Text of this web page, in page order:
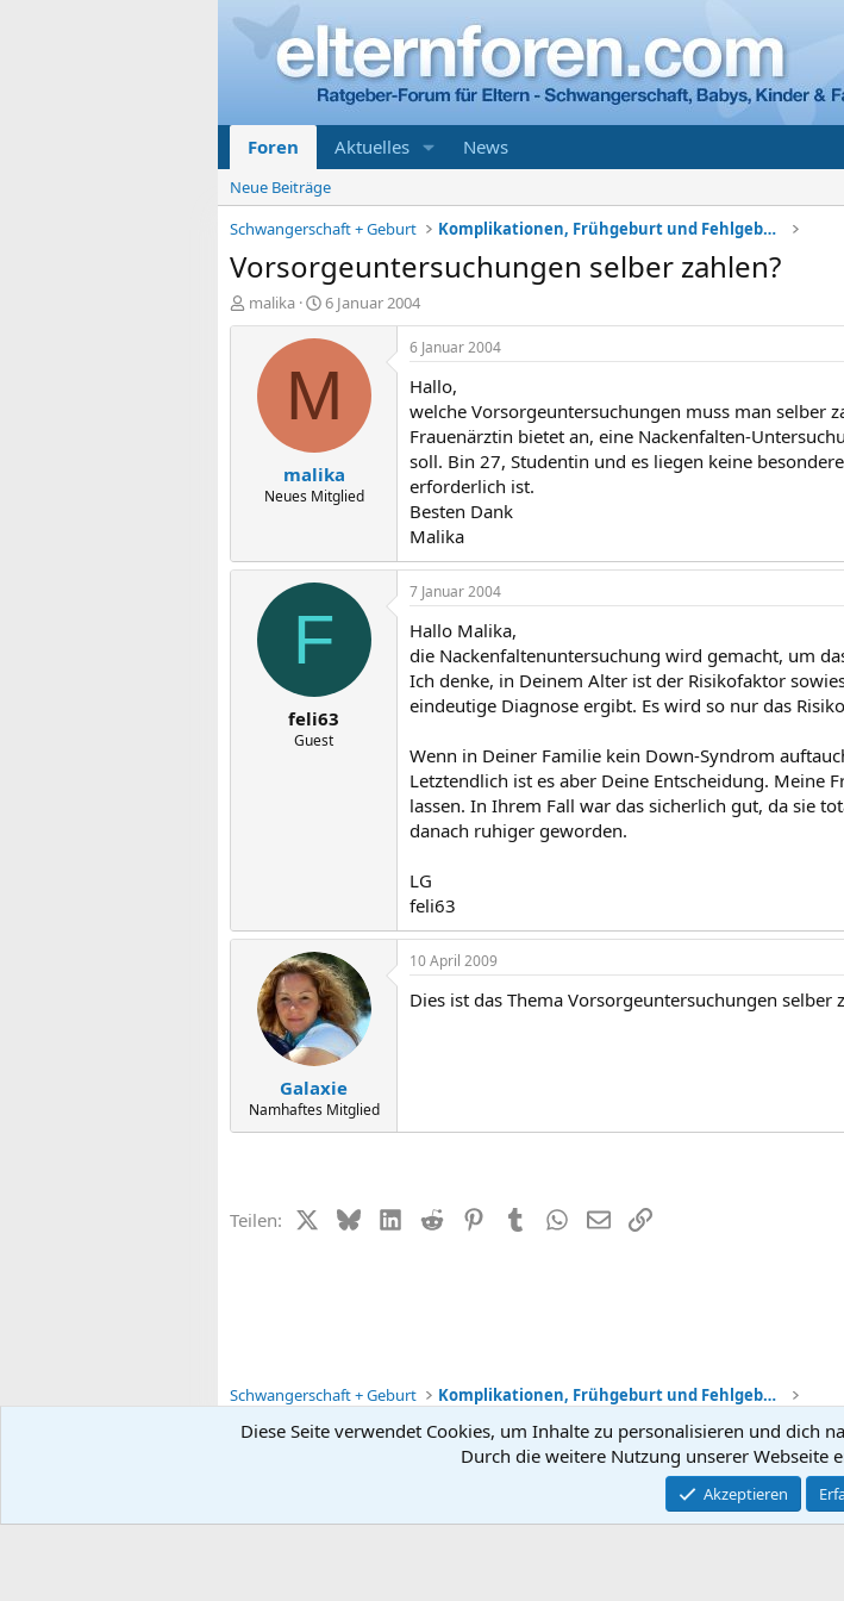
Foren Aktuelles News
Neue Beiträge
Schwangerschaft + Geburt
Komplikationen, Frühgeburt und Fehlgeburt
Vorsorgeuntersuchungen selber zahlen?
E
r
malika
E
r
s
e
t
a
m
6 Januar 2004
M
malika
Neues Mitglied
6 Januar 2004
Hallo,
welche Vorsorgeuntersuchungen muss man selber
Frauenärztin bietet an, eine Nackenfalten-
soll. Bin 27, Studentin und es liegen keine
erforderlich ist.
Besten Dank
Malika
F
feli63
Guest
7 Januar 2004
Hallo Malika,
die Nackenfaltenuntersuchung wird gemacht, um
Ich denke, in Deinem Alter ist der Risikofaktor
eindeutige Diagnose ergibt. Es wird so nur das
Wenn in Deiner Familie kein Down-Syndrom
Letztendlich ist es aber Deine Entscheidung. Meine
lassen. In Ihrem Fall war das sicherlich gut, da sie
danach ruhiger geworden.
LG
feli63
Galaxie
Namhaftes Mitglied
10 April 2009
Dies ist das Thema Vorsorgeuntersuchungen selber
Teilen: X (Twitter)
BlueskyLinkedIn
Reddit PinterestTumblrWhatsApp
E-MailLink
Schwangerschaft + Geburt Komplikationen, Frühgeburt und Fehlgeburt
Community platform by XenForo ® ©
Diese Seite verwendet Cookies, um Inhalte zu personalisieren und dich
Durch die weitere Nutzung unserer Webseite
Akzeptieren